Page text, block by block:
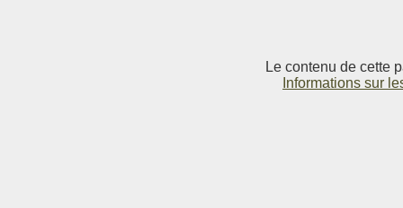
Le contenu de cette
Informations sur